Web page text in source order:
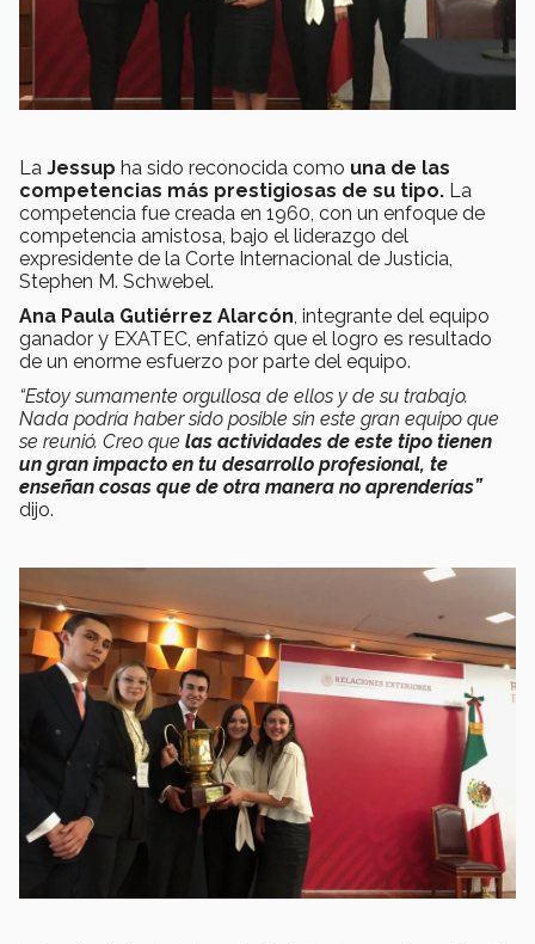
La Jessup ha sido reconocida como una de las
competencias más prestigiosas de su tipo​. La
competencia fue creada en 1960, con un enfoque de
competencia amistosa, bajo el liderazgo del
expresidente de la Corte Internacional de Justicia,
Stephen M. Schwebel.
Ana Paula Gutiérrez Alarcón, integrante del equipo
ganador y EXATEC, enfatizó que el logro es resultado
de un enorme esfuerzo por parte del equipo.
“Estoy sumamente orgullosa de ellos y de su trabajo.
Nada podría haber sido posible sin este gran equipo que
se reunió. Creo que las actividades de este tipo tienen
un gran impacto en tu desarrollo profesional, te
enseñan cosas que de otra manera no aprenderías”
dijo.